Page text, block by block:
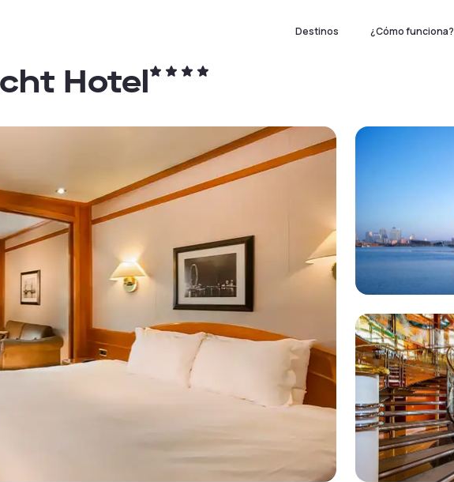
Destinos ¿Cómo funciona?
Hotel